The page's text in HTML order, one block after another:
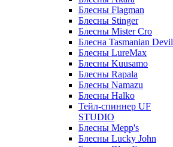
Блесны Flagman
Блесны Stinger
Блесны Mister Cro
Блесна Tasmanian Devil
Блесны LureMax
Блесны Kuusamo
Блесны Rapala
Блесны Namazu
Блесны Halko
Тейл-спиннер UF
STUDIO
Блесны Mepp's
Блесны Lucky John